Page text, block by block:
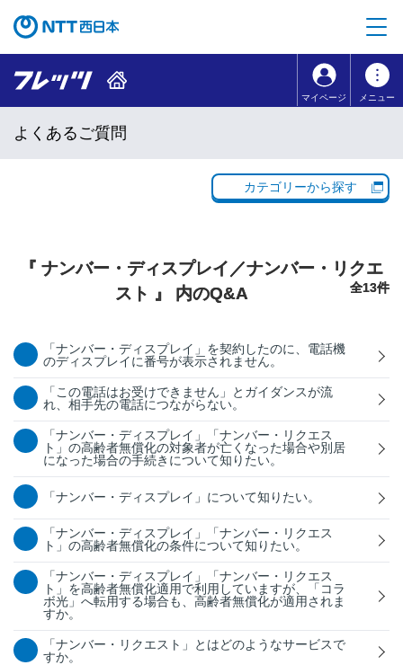
コンテンツのリンクナビゲーションへ移動
マイページ メニュー
よくあるご質問
カテゴリーから探す
『 ナンバー・ディスプレイ／ナンバー・リクエ
スト 』 内のQ&A
全13件
「ナンバー・ディスプレイ」を契約したのに、電話機
のディスプレイに番号が表示されません。
「この電話はお受けできません」とガイダンスが流
れ、相手先の電話につながらない。
「ナンバー・ディスプレイ」「ナンバー・リクエス
ト」の高齢者無償化の対象者が亡くなった場合や別居
になった場合の手続きについて知りたい。
「ナンバー・ディスプレイ」について知りたい。
「ナンバー・ディスプレイ」「ナンバー・リクエス
ト」の高齢者無償化の条件について知りたい。
「ナンバー・ディスプレイ」「ナンバー・リクエス
ト」を高齢者無償化適用で利用していますが、「コラ
ボ光」へ転用する場合も、高齢者無償化が適用されま
すか。
「ナンバー・リクエスト」とはどのようなサービスで
すか。